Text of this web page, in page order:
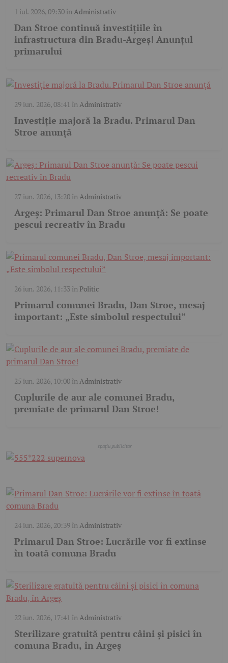
1 iul. 2026, 09:30înAdministrativ
Dan Stroe continuă investițiile în
infrastructura din Bradu-Argeș! Anunțul
primarului
29 iun. 2026, 08:41 înAdministrativ
Investiție majoră la Bradu. Primarul Dan
Stroe anunță
27 iun. 2026, 13:20înAdministrativ
Argeş: Primarul Dan Stroe anunță: Se poate
pescui recreativ în Bradu
26 iun. 2026, 11:33în Politic
Primarul comunei Bradu, Dan Stroe, mesaj
important: „Este simbolul respectului”
25 iun. 2026, 10:00înAdministrativ
Cuplurile de aur ale comunei Bradu,
premiate de primarul Dan Stroe!
24 iun. 2026, 20:39înAdministrativ
Primarul Dan Stroe: Lucrările vor fi extinse
în toată comuna Bradu
22 iun. 2026, 17:41 înAdministrativ
Sterilizare gratuită pentru câini și pisici în
comuna Bradu, în Argeș